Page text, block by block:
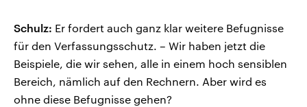
Schulz: Er fordert auch ganz klar weitere Befugnisse
für den Verfassungsschutz. – Wir haben jetzt die
Beispiele, die wir sehen, alle in einem hoch sensiblen
Bereich, nämlich auf den Rechnern. Aber wird es
ohne diese Befugnisse gehen?